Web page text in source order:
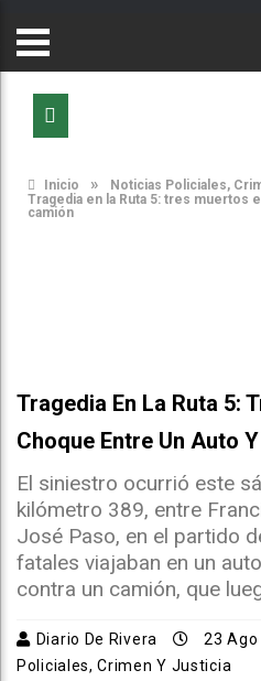
Inicio » Noticias Policiales,
Tragedia en la Ruta 5: tres muertos
camión
Tragedia En La Ruta 5:
Choque Entre Un Auto
El siniestro ocurrió este
kilómetro 389, entre
José Paso, en el partido
fatales viajaban en un
contra un camión, que
Diario De Rivera 23 Ago
Policiales, Crimen Y Justicia